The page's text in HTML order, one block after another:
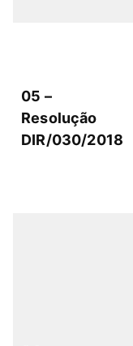
05 –
Resolução
DIR/030/2018